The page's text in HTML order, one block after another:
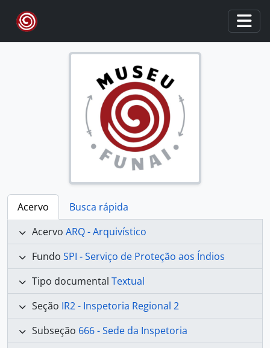
Skip to main content
Acervo
Busca rápida
Acervo ARQ - Arquivístico
Fundo SPI - Serviço de Proteção aos Índios
Tipo documental Textual
Seção IR2 - Inspetoria Regional 2
Subseção 666 - Sede da Inspetoria